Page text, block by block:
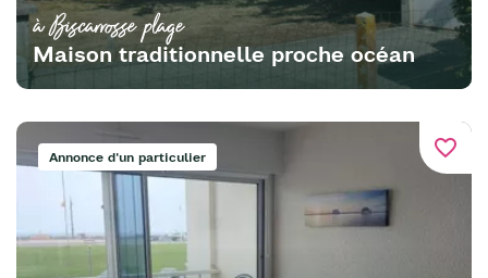
à Biscarrosse plage
Maison traditionnelle proche océan
favorite_border
Annonce d'un particulier